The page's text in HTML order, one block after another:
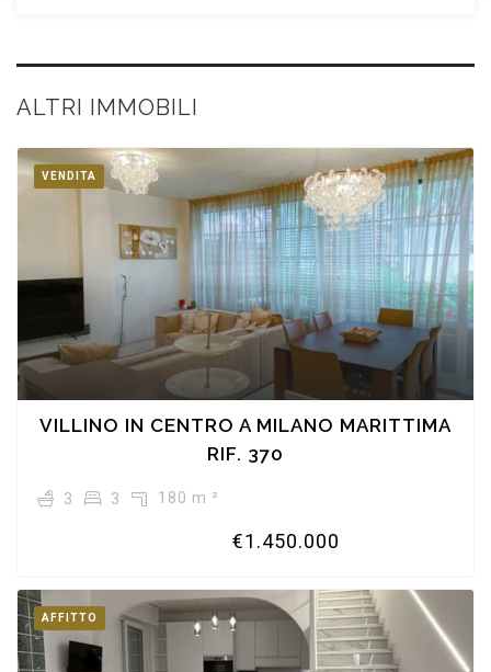
ALTRI IMMOBILI
VENDITA
VILLINO IN CENTRO A MILANO MARITTIMA
RIF. 370
3 3 180 m ²
€1.450.000
AFFITTO